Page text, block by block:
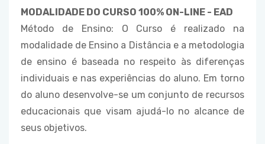
MODALIDADE DO CURSO 100% ON-LINE - EAD
Método de Ensino: O Curso é realizado na
modalidade de Ensino a Distância e a metodologia
de ensino é baseada no respeito às diferenças
individuais e nas experiências do aluno. Em torno
do aluno desenvolve-se um conjunto de recursos
educacionais que visam ajudá-lo no alcance de
seus objetivos.